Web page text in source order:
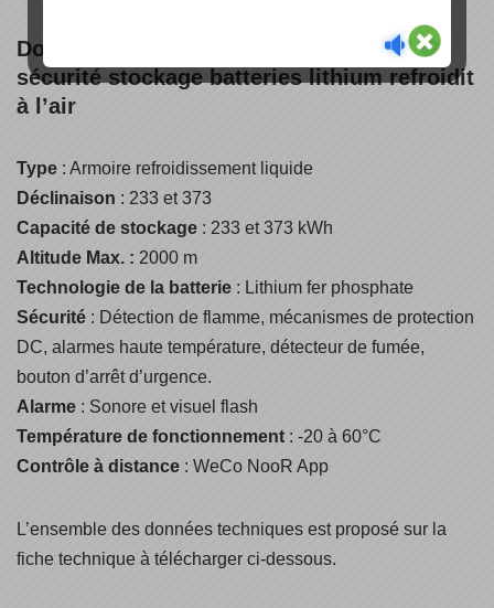
Données techniques pour l’armoire de
sécurité stockage batteries lithiumrefroidit
à l’air
Type : Armoire refroidissement liquide
Déclinaison : 233 et 373
Capacité de stockage : 233 et 373 kWh
Altitude Max. : 2000 m
Technologie de la batterie : Lithium fer phosphate
Sécurité : Détection de flamme, mécanismes de protection
DC, alarmes haute température, détecteur de fumée,
bouton d’arrêt d’urgence.
Alarme : Sonore et visuel flash
Température de fonctionnement : -20 à 60°C
Contrôle à distance : WeCo NooR App
L’ensemble des données techniques est proposé sur la
fiche technique à télécharger ci-dessous.